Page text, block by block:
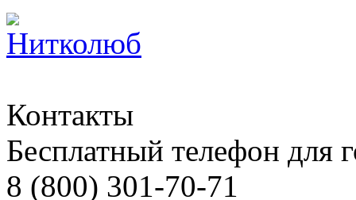
Контакты
Бесплатный телефон для
8 (800) 301-70-71